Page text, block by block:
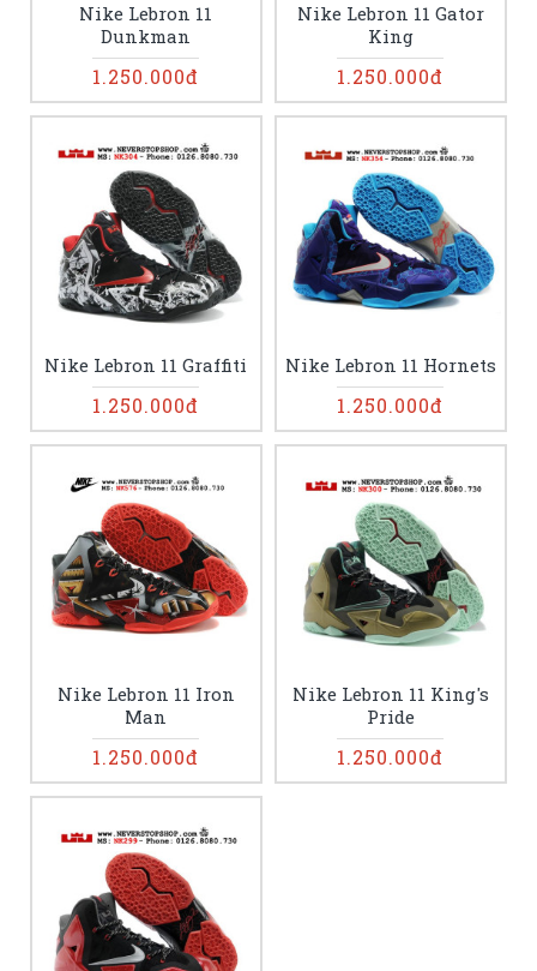
Nike Lebron 11
Dunkman
1.250.000đ
Nike Lebron 11 Gator
King
1.250.000đ
Nike Lebron 11 Graffiti
1.250.000đ
Nike Lebron 11 Hornets
1.250.000đ
Nike Lebron 11 Iron
Man
1.250.000đ
Nike Lebron 11 King's
Pride
1.250.000đ